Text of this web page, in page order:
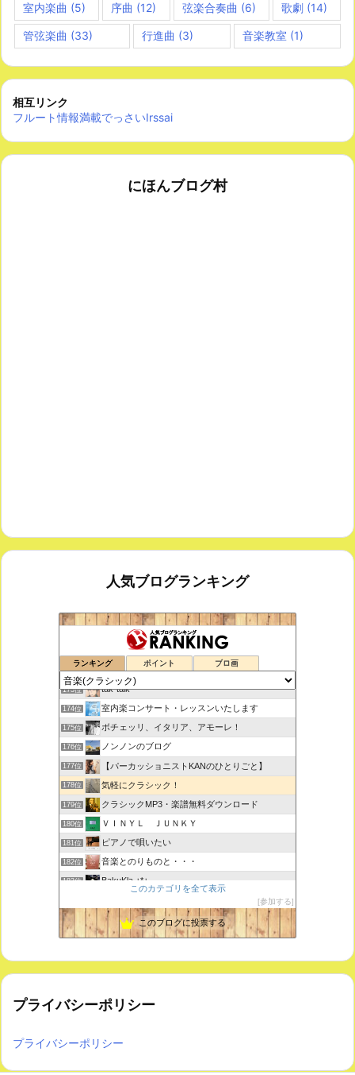
室内楽曲 (5) 序曲 (12) 弦楽合奏曲 (6) 歌劇(14)
管弦楽曲 (33) 行進曲 (3) 音楽教室 (1)
相互リンク
フルート情報満載でっさいIrssai
にほんブログ村
人気ブログランキング
ランキング ポイント ブロ画
鑑賞空間・忘れられない作品
172位 思えば遠くへ来たもんだ
173位 tak-talk
174位 室内楽コンサート・レッスンいたします
175位 ボチェッリ、イタリア、アモーレ！
176位 ノンノンのブログ
177位 【パーカッショニストKANのひとりごと】
178位 気軽にクラシック！
179位 クラシックMP3・楽譜無料ダウンロード
180位 ＶＩＮＹＬ ＪＵＮＫＹ
181位 ピアノで唄いたい
182位 音楽とのりものと・・・
183位 BakuKla +*+
185位 ときどき書きます♪
このカテゴリを全て表示
参加する
このブログに投票する
プライバシーポリシー
プライバシーポリシー